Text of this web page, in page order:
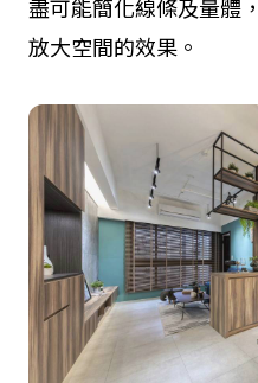
盡可能簡化線條及量體
放大空間的效果。